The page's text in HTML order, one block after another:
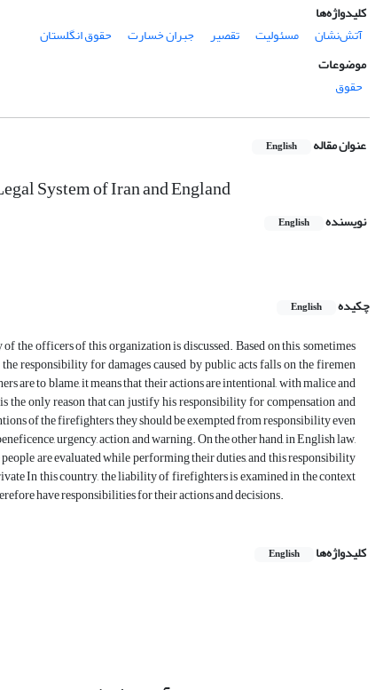
کلیدواژه‌ها
آتش‌نشان
مسئولیت تقصیر جبران خسارت
حقوق انگلستان
موضوعات
حقوق
عنوان مقاله English
System of Iran and England
نویسنده English
چکیده
English
the officers of this organization is discussed. Based on this, sometimes
responsibility for damages caused by public acts falls on the firemen
are to blame, it means that their actions are intentional, with malice and
the only reason that can justify his responsibility for compensation and
of the firefighters, they should be exempted from responsibility even
urgency, action, and warning. On the other hand, in English law,
are evaluated while performing their duties, and this responsibility
In this country, the liability of firefighters is examined in the context
have responsibilities for their actions and decisions.
کلیدواژه‌ها English